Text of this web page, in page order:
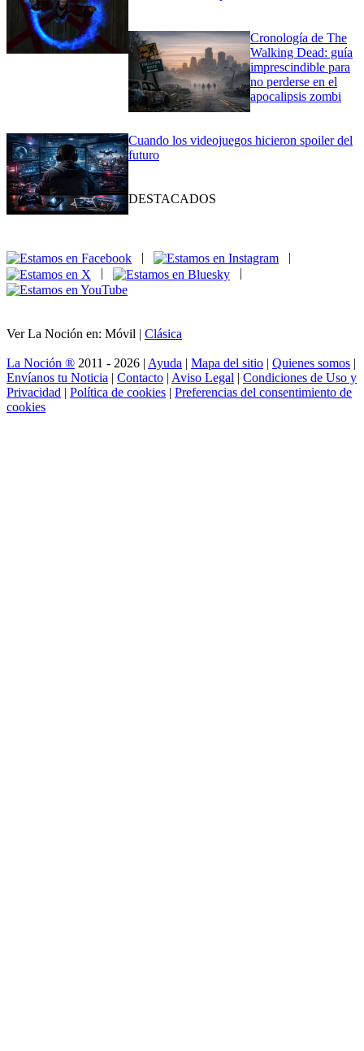
Cronología de The
Walking Dead: guía
imprescindible para
no perderse en el
apocalipsis zombi
Cuando los videojuegos hicieron spoiler del
futuro
DESTACADOS
|
|
Ver La Noción en: Móvil | Clásica
La Noción ® 2011 - 2026 | Ayuda | Mapa del sitio | Quienes somos |
Envíanos tu Noticia | Contacto | Aviso Legal | Condiciones de Uso y
Privacidad | Política de cookies | Preferencias del consentimiento de
cookies